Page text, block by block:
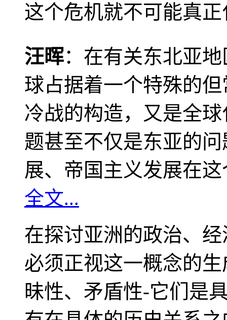
这个危机就不可能真
汪晖：在有关东北亚
球占据着一个特殊的
冷战的构造，又是全
题甚至不仅是东亚的
展、帝国主义发展在
全文...
在探讨亚洲的政治、
必须正视这一概念的
昧性、矛盾性-它们是